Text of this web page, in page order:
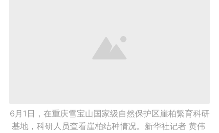
6月1日，在重庆雪宝山国家级自然保护区崖柏繁育科研
基地，科研人员查看崖柏结种情况。新华社记者 黄伟